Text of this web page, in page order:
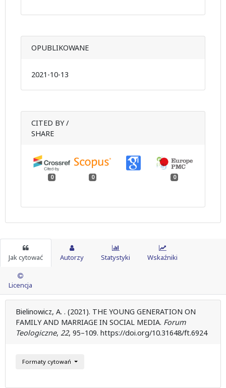
OPUBLIKOWANE
2021-10-13
CITED BY /
SHARE
0 0 0
Jak cytować Autorzy Statystyki Wskaźniki
Licencja
Bielinowicz, A. . (2021). THE YOUNG GENERATION ON
FAMILY AND MARRIAGE IN SOCIAL MEDIA. Forum
Teologiczne, 22, 95–109. https://doi.org/10.31648/ft.6924
Formaty cytowań